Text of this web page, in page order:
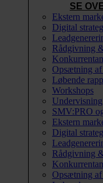
SE
Ekstern
Digital
Rådgivning
Opsætning af
Løbende
Workshops
SMV:PRO
Ekstern
Digital
Rådgivning
Opsætning af